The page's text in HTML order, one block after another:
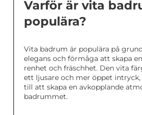
Varför är vita
populära?
Vita badrum är populära på
elegans och förmåga att skapa
renhet och fräschhet. Den vita
ett ljusare och mer öppet
till att skapa en avkopplande
badrummet.